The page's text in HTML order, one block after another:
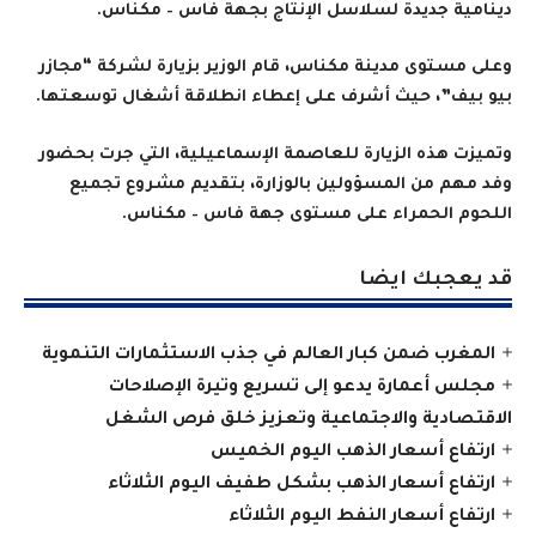
دينامية جديدة لسلاسل الإنتاج بجهة فاس – مكناس.
وعلى مستوى مدينة مكناس، قام الوزير بزيارة لشركة “مجازر
بيو بيف”، حيث أشرف على إعطاء انطلاقة أشغال توسعتها.
وتميزت هذه الزيارة للعاصمة الإسماعيلية، التي جرت بحضور
وفد مهم من المسؤولين بالوزارة، بتقديم مشروع تجميع
اللحوم الحمراء على مستوى جهة فاس – مكناس.
قد يعجبك ايضا
المغرب ضمن كبار العالم في جذب الاستثمارات التنموية
مجلس أعمارة يدعو إلى تسريع وتيرة الإصلاحات
الاقتصادية والاجتماعية وتعزيز خلق فرص الشغل
ارتفاع أسعار الذهب اليوم الخميس
ارتفاع أسعار الذهب بشكل طفيف اليوم الثلاثاء
ارتفاع أسعار النفط اليوم الثلاثاء